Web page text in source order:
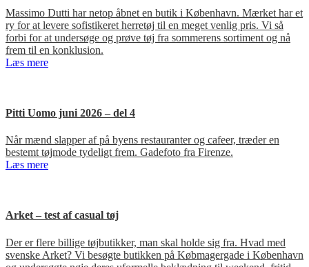
Massimo Dutti har netop åbnet en butik i København. Mærket har et
ry for at levere sofistikeret herretøj til en meget venlig pris. Vi så
forbi for at undersøge og prøve tøj fra sommerens sortiment og nå
frem til en konklusion.
Læs mere
Pitti Uomo juni 2026 – del 4
Når mænd slapper af på byens restauranter og cafeer, træder en
bestemt tøjmode tydeligt frem. Gadefoto fra Firenze.
Læs mere
Arket – test af casual tøj
Der er flere billige tøjbutikker, man skal holde sig fra. Hvad med
svenske Arket? Vi besøgte butikken på Købmagergade i København